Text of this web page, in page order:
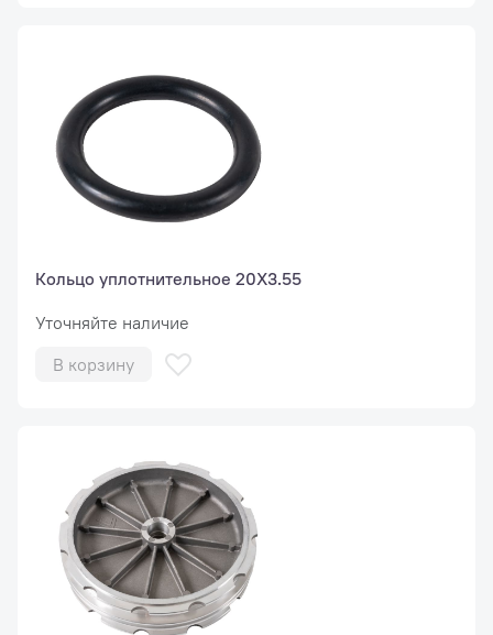
Кольцо уплотнительное 20X3.55
Уточняйте наличие
В корзину